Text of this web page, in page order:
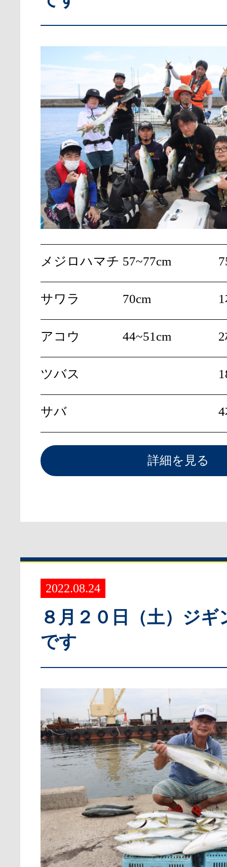
メジロハマチ 57~77cm
サワラ 70cm
アコウ 44~51cm
ツバス
サバ
詳細を見る
2022.08.24
８月２０日（土）ジギ
です